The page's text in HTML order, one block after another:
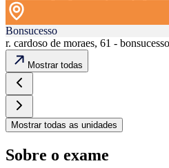
Bonsucesso
r. cardoso de moraes, 61 -
Mostrar todas
Mostrar todas as unidades
Sobre o exame